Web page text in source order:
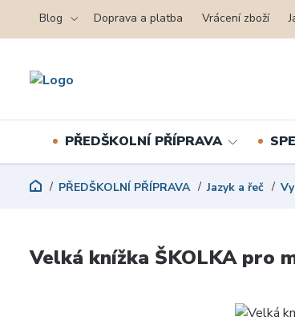
Blog Doprava a platba Vrácení zboží
PŘEDŠKOLNÍ PŘÍPRAVA
PŘEDŠKOLNÍ PŘÍPRAVA Jazyk a řeč
Velká knížka ŠKOLKA pro